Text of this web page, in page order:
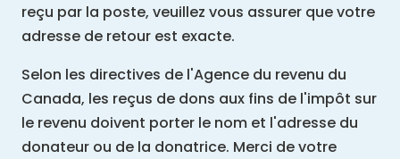
reçu par la poste, veuillez vous assurer que votre
adresse de retour est exacte.
Selon les directives de l'Agence du revenu du
Canada, les reçus de dons aux fins de l'impôt sur
le revenu doivent porter le nom et l'adresse du
donateur ou de la donatrice. Merci de votre